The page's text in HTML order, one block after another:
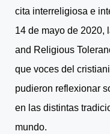
cita interreligiosa e
14 de mayo de 2020,
and Religious
que voces del
pudieron reflexionar
en las distintas
mundo.